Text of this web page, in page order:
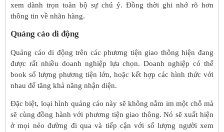
xem dành trọn toàn bộ sự chú ý. Đồng thời ghi nhớ rõ hơn
thông tin về nhãn hàng.
Quảng cáo di động
Quảng cáo di động trên các phương tiện giao thông hiện đang
được rất nhiều doanh nghiệp lựa chọn. Doanh nghiệp có thể
book số lượng phương tiện lớn, hoặc kết hợp các hình thức với
nhau để tăng khả năng nhận diện.
Đặc biệt, loại hình quảng cáo này sẽ không nằm im một chỗ mà
sẽ cùng đồng hành với phương tiện giao thông. Nó sẽ xuất hiện
ở mọi nẻo đường đi qua và tiếp cận với số lượng người xem